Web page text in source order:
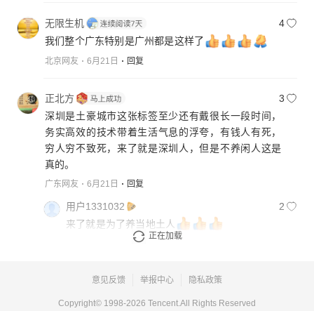
无限生机
4
我们整个广东特别是广州都是这样了
北京网友 6月21日 回复
正北方
3
深圳是土豪城市这张标签至少还有戴很长一段时间，
务实高效的技术带着生活气息的浮夸，有钱人有死，
穷人穷不致死，来了就是深圳人，但是不养闲人这是
真的。
广东网友 6月21日 回复
用户1331032
2
来了就是为了养当地土人
6月22日
正在加载
意见反馈 举报中心 隐私政策
Copyright© 1998-2026 Tencent.All Rights Reserved